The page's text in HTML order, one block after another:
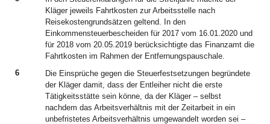
Kläger jeweils Fahrtkosten zur Arbeitsstelle nach
Reisekostengrundsätzen geltend. In den
Einkommensteuerbescheiden für 2017 vom 16.01.2020 und
für 2018 vom 20.05.2019 berücksichtigte das Finanzamt die
Fahrtkosten im Rahmen der Entfernungspauschale.
6
Die Einsprüche gegen die Steuerfestsetzungen begründete
der Kläger damit, dass der Entleiher nicht die erste
Tätigkeitsstätte sein könne, da der Kläger – selbst
nachdem das Arbeitsverhältnis mit der Zeitarbeit in ein
unbefristetes Arbeitsverhältnis umgewandelt worden sei –